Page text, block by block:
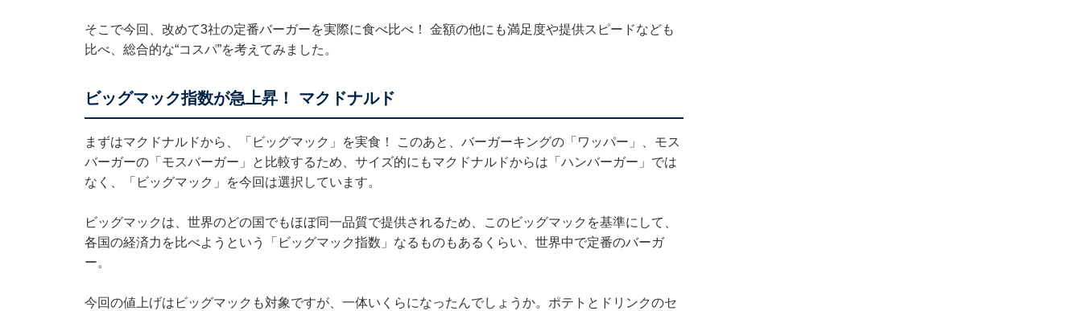
そこで今回、改めて3社の定番バーガーを実際に食べ比べ！ 金額の他にも満足度や提供スピードなども
比べ、総合的な“コスパ”を考えてみました。
ビッグマック指数が急上昇！ マクドナルド
まずはマクドナルドから、「ビッグマック」を実食！ このあと、バーガーキングの「ワッパー」、モス
バーガーの「モスバーガー」と比較するため、サイズ的にもマクドナルドからは「ハンバーガー」では
なく、「ビッグマック」を今回は選択しています。
ビッグマックは、世界のどの国でもほぼ同一品質で提供されるため、このビッグマックを基準にして、
各国の経済力を比べようという「ビッグマック指数」なるものもあるくらい、世界中で定番のバーガ
ー。
今回の値上げはビッグマックも対象ですが、一体いくらになったんでしょうか。ポテトとドリンクのセ